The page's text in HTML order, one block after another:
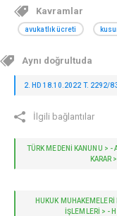
Kavramlar
avukatlık ücreti
Aynı doğrultuda
2. HD 18.10.2022 T. 2292/
İlgili bağlantılar
TÜRK MEDENİ KANUNU > -
KARAR
HUKUK MUHAKEMELERİ
İŞLEMLERI > -